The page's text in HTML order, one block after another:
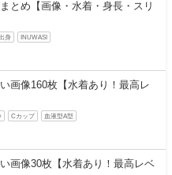
とめ【画像・水着・身長・スリ
身 INUWASI
画像160枚【水着あり！最高レ
Cカップ 血液型A型
画像30枚【水着あり！最高レベ